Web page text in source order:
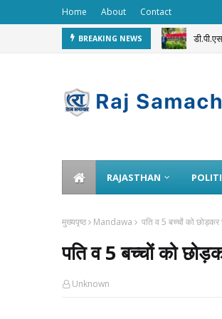
Home About Contact
BREAKING NEWS
RAJASTHAN
मुख्यपृष्ठ Mandawa पति व 5 बच्चों को
पति व 5 बच्चों को
Unknown